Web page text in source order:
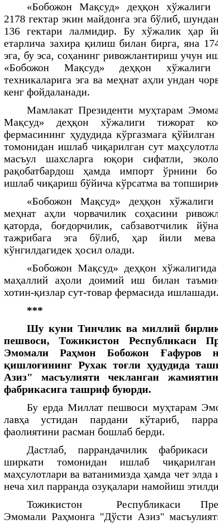
«Бобожон Мақсуд» деҳқон хўжалиги
2178 гектар экин майдонга эга бўлиб,
136 гектари лалмидир. Бу хўжалик ҳар
етарлича захира қилиш билан бирга, яна
эга, бу эса, соҳанинг ривожлантириш учун
«Бобожон Мақсуд» деҳқон
техникаларига эга ва меҳнат аҳли ундан
кенг фойдаланади.
Мамлакат Президенти муҳтарам
Мақсуд» деҳқон хўжалиги тижорат
фермасининг ҳудудида кўргазмага
томонидан ишлаб чиқарилган сут
масъул шахсларга юқори сифатли,
рақобатбардош ҳамда импорт ўрнини
ишлаб чиқариш бўйича кўрсатма ва
«Бобожон Мақсуд» деҳқон хўжалиги
меҳнат аҳли чорвачилик соҳасини
қаторда, боғдорчилик, сабзавотчилик
тажрибага эга бўлиб, ҳар йили мева
кўнгилдагидек ҳосил олади.
«Бобожон Мақсуд» деҳқон
маҳаллий аҳоли доимий иш билан
хотин-қизлар сут-товар фермасида
***
Шу куни Тинчлик ва миллий
пешвоси, Тожикистон Республикаси
Эмомали Раҳмон Бобожон Ғафуров
қишлоғининг Рухак тоғли ҳудудида
Азиз" масъулияти чекланган
фабрикасига ташриф буюрди.
Бу ерда Миллат пешвоси муҳтарам
лавҳа устидан пардани кўтариб,
фаолиятини расман бошлаб берди.
Дастлаб, паррандачилик
ширкати томонидан ишлаб
маҳсулотлари ва ватанимизда ҳамда чет
неча хил парранда озуқалари намойиш
Тожикистон Республикаси
Эмомали Раҳмонга "Дўсти Азиз"